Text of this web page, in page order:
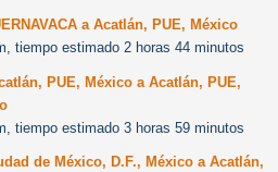
a Acatlán, PUE, México
tiempo estimado 2 horas 44 minutos
PUE, México a Acatlán, PUE,
tiempo estimado 3 horas 59 minutos
de México, D.F., México a Acatlán,